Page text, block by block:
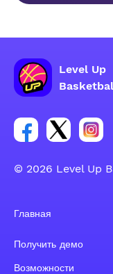
Level Up
Ссылка на группу
Ссылка на
© 2026 Level Up
Главная
Получить демо
Возможности